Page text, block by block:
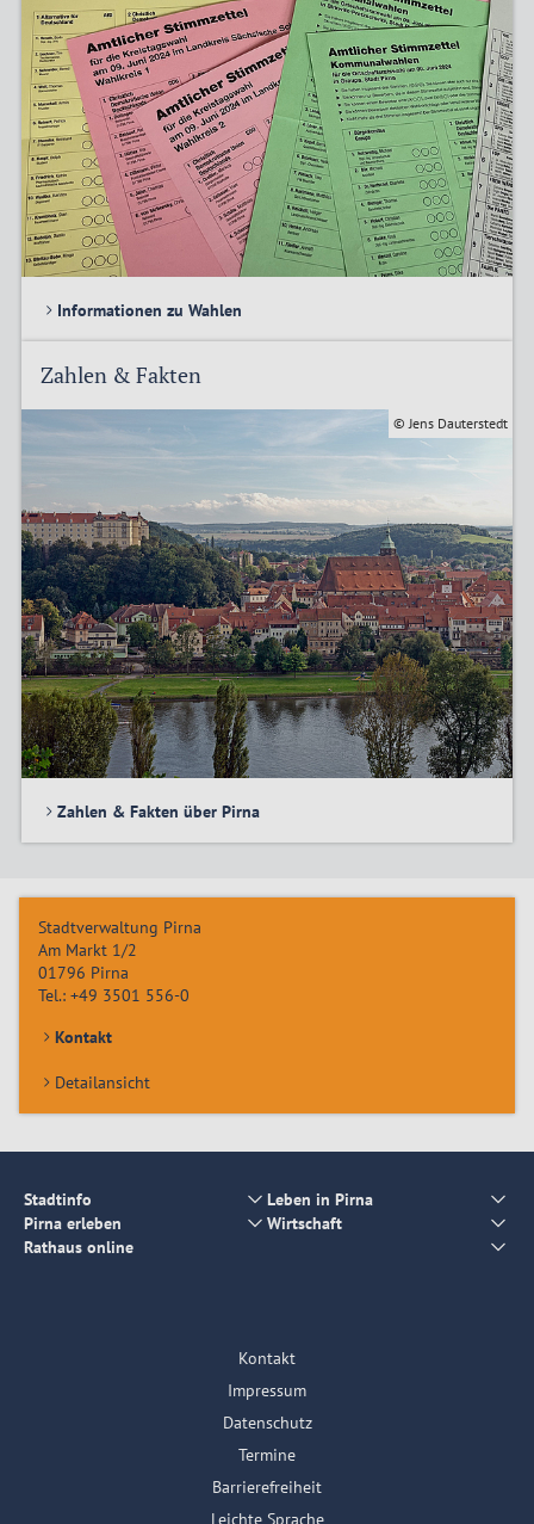
Informationen zu Wahlen
Zahlen & Fakten
© Jens Dauterstedt
Zahlen & Fakten über Pirna
Stadtverwaltung Pirna
Am Markt 1/2
01796 Pirna
Tel.: +49 3501 556-0
Kontakt
Detailansicht
Stadtinfo
Leben in Pirna
Pirna erleben
Wirtschaft
Rathaus online
Kontakt
Impressum
Datenschutz
Termine
Barrierefreiheit